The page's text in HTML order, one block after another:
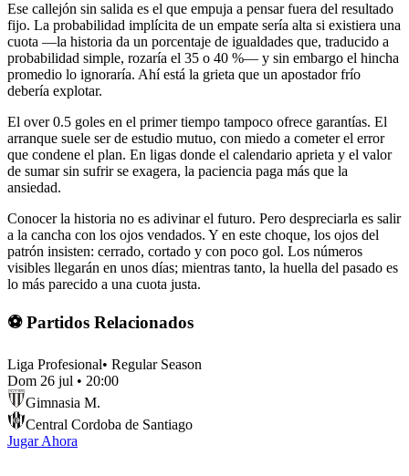
Ese callejón sin salida es el que empuja a pensar fuera del resultado
fijo. La probabilidad implícita de un empate sería alta si existiera una
cuota —la historia da un porcentaje de igualdades que, traducido a
probabilidad simple, rozaría el 35 o 40 %— y sin embargo el hincha
promedio lo ignoraría. Ahí está la grieta que un apostador frío
debería explotar.
El over 0.5 goles en el primer tiempo tampoco ofrece garantías. El
arranque suele ser de estudio mutuo, con miedo a cometer el error
que condene el plan. En ligas donde el calendario aprieta y el valor
de sumar sin sufrir se exagera, la paciencia paga más que la
ansiedad.
Conocer la historia no es adivinar el futuro. Pero despreciarla es salir
a la cancha con los ojos vendados. Y en este choque, los ojos del
patrón insisten: cerrado, cortado y con poco gol. Los números
visibles llegarán en unos días; mientras tanto, la huella del pasado es
lo más parecido a una cuota justa.
⚽ Partidos Relacionados
Liga Profesional• Regular Season
Dom 26 jul • 20:00
Gimnasia M.
Central Cordoba de Santiago
Jugar Ahora